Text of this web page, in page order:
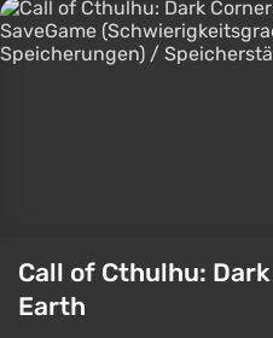
Call of Cthulhu:
Earth